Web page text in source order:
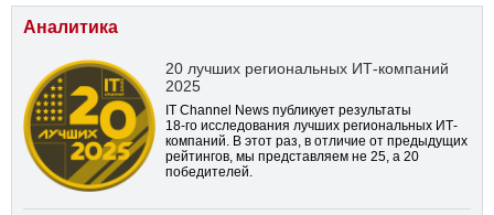
Аналитика
20 лучших региональных ИТ-компаний
2025
IT Channel News публикует результаты
18-го исследования лучших региональных ИТ-
компаний. В этот раз, в отличие от предыдущих
рейтингов, мы представляем не 25, а 20
победителей.